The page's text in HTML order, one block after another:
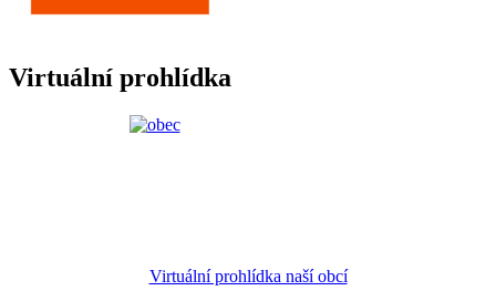
Virtuální prohlídka
Virtuální prohlídka naší obcí